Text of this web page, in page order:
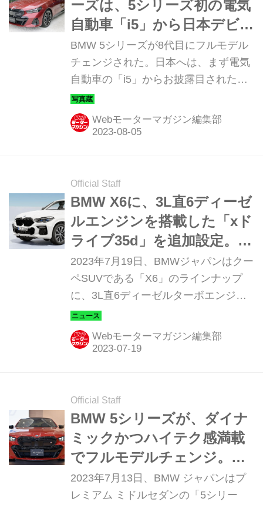
ーズは、5シリーズ初の電気
自動車「i5」から日本デビュ
ー！
BMW 5シリーズが8代目にフルモデル
チェンジされた。日本へは、まず電気
自動車の「i5」からお披露目されたの
で、そのディテールを写真で紹介しよ
う。
Webモーターマガジン編集部
Official Staff
BMW X6に、3L直6ディーゼ
ルエンジンを搭載した「xド
ライブ35d」を追加設定。現
行ラインナップの最廉価グ
レードに
2023年7月19日、BMWジャパンはクー
ペSUVである「X6」のラインナップ
に、3L直6ディーゼルターボエンジン
を搭載した「X6 xドライブ35d（BMW
X6 xDrive 35d）」を設定し、販売を開
始した。デリバリーは2023年第4四半
Webモーターマガジン編集部
Official Staff
BMW 5シリーズが、ダイナ
ミックかつハイテク感満載
でフルモデルチェンジ。バ
ッテリーEVのプレミアムサ
ルーン「i5」にも注目した
2023年7月13日、BMW ジャパンはプ
レミアム ミドルセダンの「5シリー